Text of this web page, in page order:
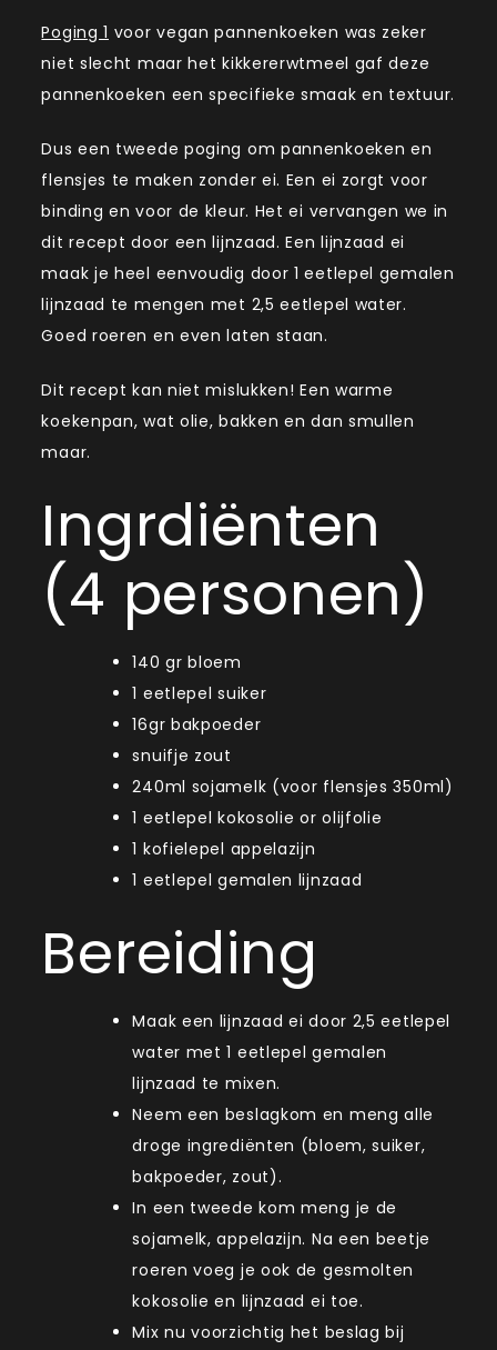
Poging 1 voor vegan pannenkoeken was zeker
niet slecht maar het kikkererwtmeel gaf deze
pannenkoeken een specifieke smaak en textuur.
Dus een tweede poging om pannenkoeken en
flensjes te maken zonder ei. Een ei zorgt voor
binding en voor de kleur. Het ei vervangen we in
dit recept door een lijnzaad. Een lijnzaad ei
maak je heel eenvoudig door 1 eetlepel gemalen
lijnzaad te mengen met 2,5 eetlepel water.
Goed roeren en even laten staan.
Dit recept kan niet mislukken! Een warme
koekenpan, wat olie, bakken en dan smullen
maar.
Ingrdiënten
(4 personen)
140 gr bloem
1 eetlepel suiker
16gr bakpoeder
snuifje zout
240ml sojamelk (voor flensjes 350ml)
1 eetlepel kokosolie or olijfolie
1 kofielepel appelazijn
1 eetlepel gemalen lijnzaad
Bereiding
Maak een lijnzaad ei door 2,5 eetlepel
water met 1 eetlepel gemalen
lijnzaad te mixen.
Neem een beslagkom en meng alle
droge ingrediënten (bloem, suiker,
bakpoeder, zout).
In een tweede kom meng je de
sojamelk, appelazijn. Na een beetje
roeren voeg je ook de gesmolten
kokosolie en lijnzaad ei toe.
Mix nu voorzichtig het beslag bij